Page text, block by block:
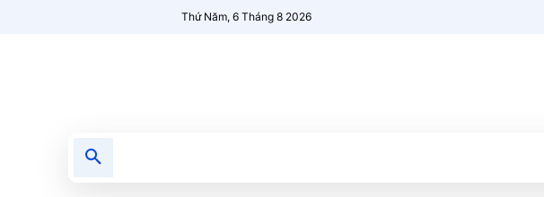
Thứ Năm, 6 Tháng 8 2026